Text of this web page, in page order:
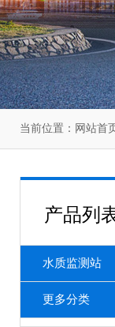
当前位置： 网站首
产品列
水质监测站
更多分类